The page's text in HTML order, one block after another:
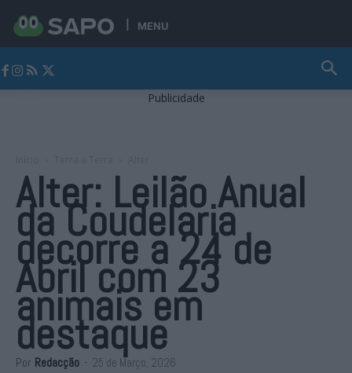
MENU
Publicidade
Alter: Leilão Anual
da Coudelaria
decorre a 24 de
Abril com 23
animais em
destaque
Por Redacção - 25 de Março, 2026